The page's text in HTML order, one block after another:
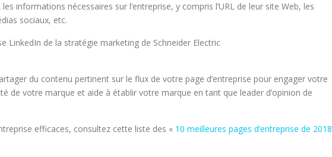
informations nécessaires sur l’entreprise, y compris l’URL de leur site Web, les
sociaux, etc.
du contenu pertinent sur le flux de votre page d’entreprise pour engager votre
de votre marque et aide à établir votre marque en tant que leader d’opinion de
efficaces, consultez cette liste des « 10 meilleures pages d’entreprise de 2018